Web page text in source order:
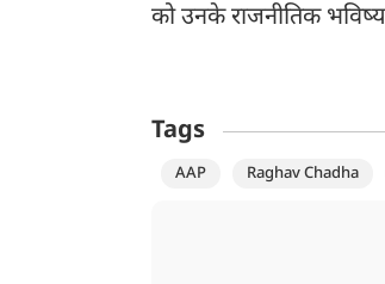
को उनके राजनीतिक
Tags
AAP Raghav Chadha